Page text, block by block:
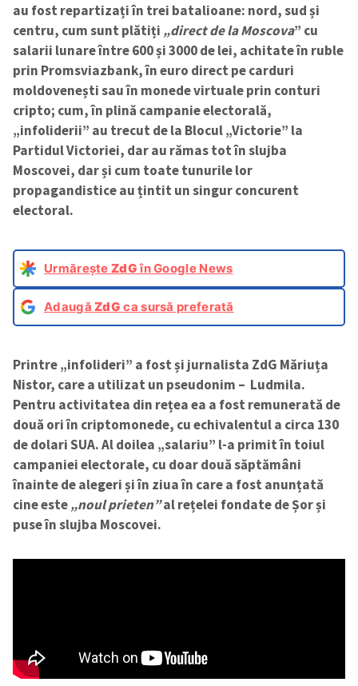
au fost repartizați în trei batalioane: nord, sud și
centru, cum sunt plătiți „direct de la Moscova” cu
salarii lunare între 600 și 3000 de lei, achitate în ruble
prin Promsviazbank, în euro direct pe carduri
moldovenești sau în monede virtuale prin conturi
cripto; cum, în plină campanie electorală,
„infoliderii” au trecut de la Blocul „Victorie” la
Partidul Victoriei, dar au rămas tot în slujba
Moscovei, dar și cum toate tunurile lor
propagandistice au țintit un singur concurent
electoral.
Urmărește ZdGîn Google News
AdaugăZdG ca sursă preferată
Printre „infolideri” a fost și jurnalista ZdG Măriuța
Nistor, care a utilizat un pseudonim – Ludmila.
Pentru activitatea din rețea ea a fost remunerată de
două ori în criptomonede, cu echivalentul a circa 130
de dolari SUA. Al doilea „salariu” l-a primit în toiul
campaniei electorale, cu doar două săptămâni
înainte de alegeri și în ziua în care a fost anunțată
cine este„noul prieten”al rețelei fondate de Șor și
puse în slujba Moscovei.